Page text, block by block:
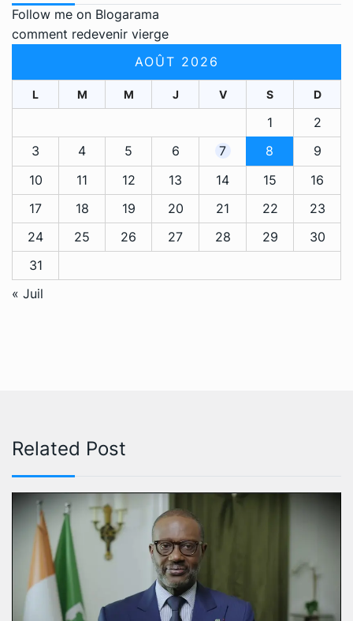
Follow me on Blogarama
comment redevenir vierge
AOÛT 2026
L M M J V S D
1
2
3
4 5 6 7 8
9
10
11 12 13 14 15
16
17
18 19 20 21 22
23
24
25 26 27 28 29
30
31
« Juil
Related Post